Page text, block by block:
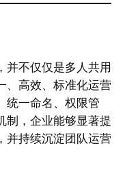
并不仅仅是多人共用
、高效、标准化运营
统一命名、权限管
制，企业能够显著提
并持续沉淀团队运营